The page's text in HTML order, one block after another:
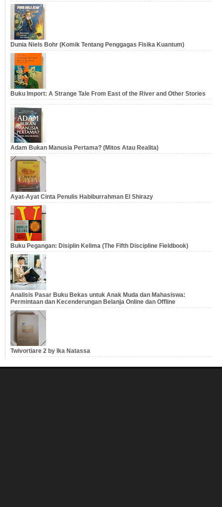
Dunia Niels Bohr (Komik Tentang Penggagas Fisika Kuantum)
Buku Import: A Strange Tale From East of the River and Other Stories
Adam Bukan Manusia Pertama? (Mitos Atau Realita)
Ayat-Ayat Cinta Penulis Habiburrahman El Shirazy
Buku Pegangan: Disiplin Kelima (The Fifth Discipline Fieldbook)
Analisis Pasar Buku Bekas untuk Anak Muda dan Mahasiswa:
Permintaan dan Kecenderungan Belanja Online dan Offline
Twivortiare 2 by Ika Natassa